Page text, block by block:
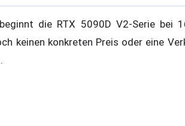
die RTX 5090D V2-Serie bei
keinen konkreten Preis oder eine